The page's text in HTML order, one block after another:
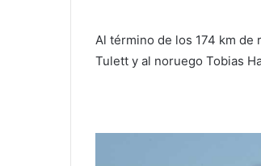
Al término de los 174 km de
Tulett y al noruego Tobias